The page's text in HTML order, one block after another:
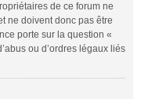
de ce forum ne
ne doivent donc pas être
porte sur la question «
ou d’ordres légaux liés